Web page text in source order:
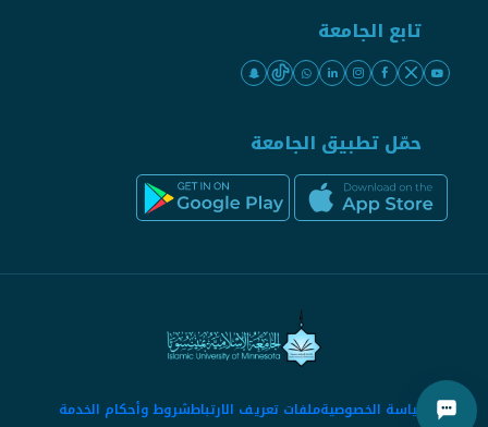
تابع الجامعة
حمّل تطبيق الجامعة
سياسة الخصوصيةملفات تعريف الارتباطشروط وأحكام الخدمة